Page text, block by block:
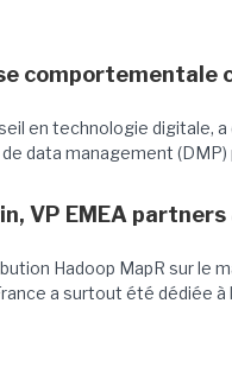
comportementale
en technologie digitale,
data management (DMP)
VP EMEA
Hadoop MapR sur le
a surtout été dédiée à